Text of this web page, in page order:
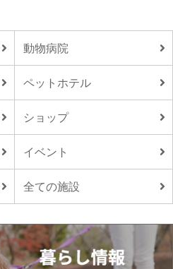
動物病院
ペットホテル
ショップ
イベント
全ての施設